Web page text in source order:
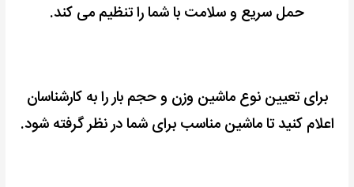
حمل سریع و سلامت با شما را تنظیم می کند.
برای تعیین نوع ماشین وزن و حجم بار را به کارشناسان
اعلام کنیدتا ماشین مناسب برای شما در نظر گرفته شود.